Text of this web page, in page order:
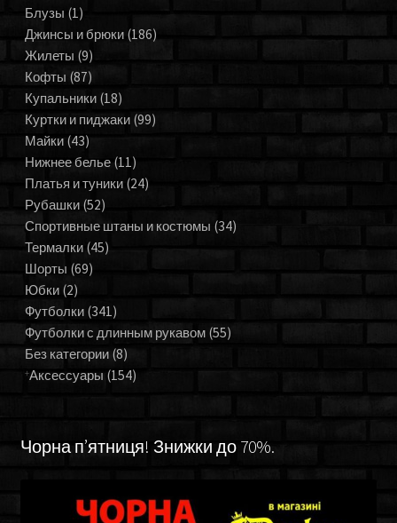
Блузы (1)
Джинсы и брюки (186)
Жилеты (9)
Кофты (87)
Купальники (18)
Куртки и пиджаки (99)
Майки (43)
Нижнее белье (11)
Платья и туники (24)
Рубашки (52)
Спортивные штаны и костюмы (34)
Термалки (45)
Шорты (69)
Юбки (2)
Футболки (341)
Футболки с длинным рукавом (55)
Без категории (8)
Аксессуары (154)
Чорна п’ятниця! Знижки до 70%.